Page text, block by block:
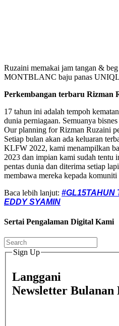
Ruzaini memakai jam tangan &
MONTBLANC baju panas
Perkembangan terbaru Rizman
17 tahun ini adalah tempoh
dunia perniagaan. Semuanya
Our planning for Rizman Ruzaini
Setiap bulan akan ada keluaran
KLFW 2022, kami menampilkan
2023 dan impian kami sudah tentu
pentas dunia dan diterima setiap
membawa mereka kepada
Baca lebih lanjut: #GL15TAHUN
EDDY SYAMIN
Sertai Pengalaman Digital Kami
Sign Up
Langgani
Newsletter Bulanan